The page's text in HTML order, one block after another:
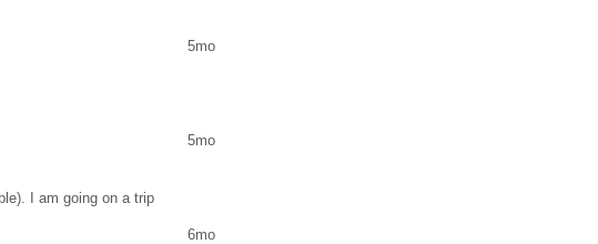
5mo
5mo
I am going on a trip
6mo